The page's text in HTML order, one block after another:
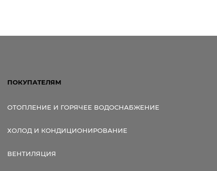
ПОКУПАТЕЛЯМ
ОТОПЛЕНИЕ И ГОРЯЧЕЕ ВОДОСНАБЖЕНИЕ
ХОЛОД И КОНДИЦИОНИРОВАНИЕ
ВЕНТИЛЯЦИЯ